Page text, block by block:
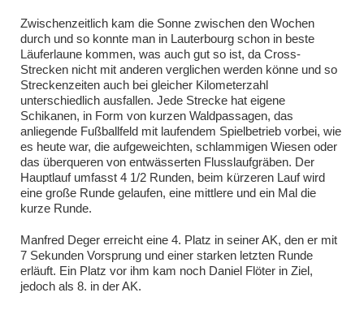
Zwischenzeitlich kam die Sonne zwischen den Wochen
durch und so konnte man in Lauterbourg schon in beste
Läuferlaune kommen, was auch gut so ist, da Cross-
Strecken nicht mit anderen verglichen werden könne und so
Streckenzeiten auch bei gleicher Kilometerzahl
unterschiedlich ausfallen. Jede Strecke hat eigene
Schikanen, in Form von kurzen Waldpassagen, das
anliegende Fußballfeld mit laufendem Spielbetrieb vorbei, wie
es heute war, die aufgeweichten, schlammigen Wiesen oder
das überqueren von entwässerten Flusslaufgräben. Der
Hauptlauf umfasst 4 1/2 Runden, beim kürzeren Lauf wird
eine große Runde gelaufen, eine mittlere und ein Mal die
kurze Runde.
Manfred Deger erreicht eine 4. Platz in seiner AK, den er mit
7 Sekunden Vorsprung und einer starken letzten Runde
erläuft. Ein Platz vor ihm kam noch Daniel Flöter in Ziel,
jedoch als 8. in der AK.